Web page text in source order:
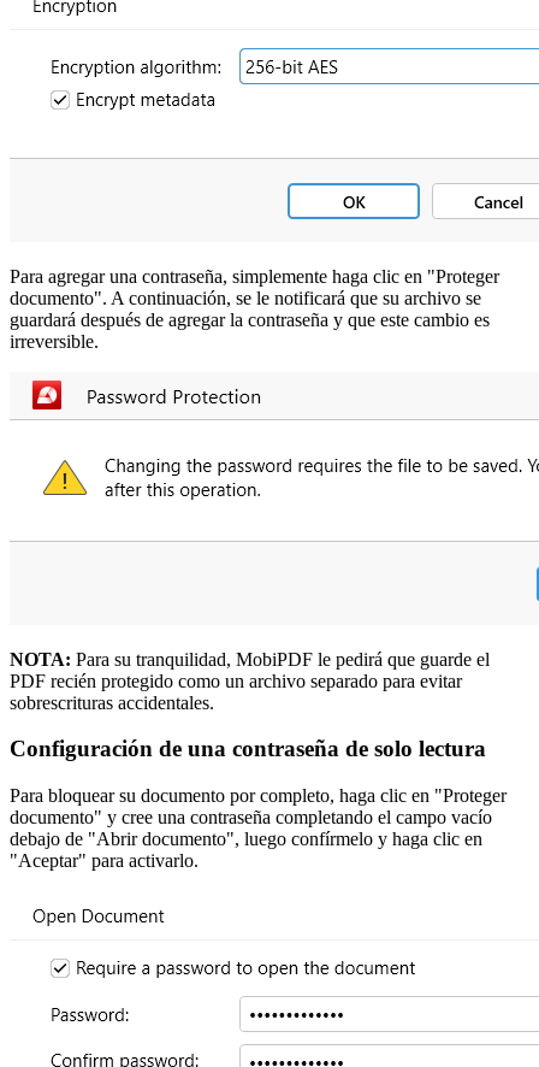
Para agregar una contraseña, simplemente haga clic en "Proteger
documento". A continuación, se le notificará que su archivo se
guardará después de agregar la contraseña y que este cambio es
irreversible.
NOTA: Para su tranquilidad, MobiPDF le pedirá que guarde el
PDF recién protegido como un archivo separado para evitar
sobrescrituras accidentales.
Configuración de una contraseña de solo lectura
Para bloquear su documento por completo, haga clic en "Proteger
documento" y cree una contraseña completando el campo vacío
debajo de "Abrir documento", luego confírmelo y haga clic en
"Aceptar" para activarlo.